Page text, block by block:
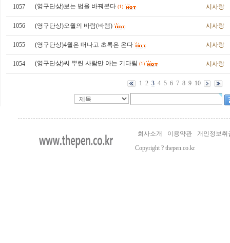
1057 (영구단상)보는 법을 바꿔본다 (1) 시사랑
1056 (영구단상)오월의 바람(바램) 시사랑
1055 (영구단상)4월은 떠나고 초록은 온다 시사랑
1054 (영구단상)씨 뿌린 사람만 아는 기다림 (1) 시사랑
1 2 3 4 5 6 7 8 9 10
회사소개 이용약관
개인정보취
Copyright ? thepen.co.kr